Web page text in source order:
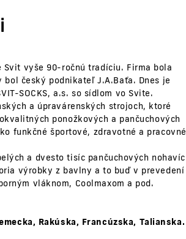
vyše 90-ročnú tradíciu. Firma bola
český podnikateľ J.A.Baťa. Dnes je
SOCKS, a.s. so sídlom vo Svite.
a úpravárenských strojoch, ktoré
ponožkových a pančuchových
funkčné športové, zdravotné a pracovné
a dvesto tisíc pančuchových nohavíc
výrobky z bavlny a to buď v prevedení
vláknom, Coolmaxom a pod.
Rakúska, Francúzska, Talianska.